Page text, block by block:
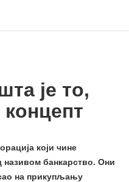
је то,
који чине
називом банкарство. Они
на прикупљању